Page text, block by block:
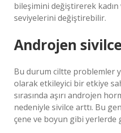
bileşimini değiştirerek
seviyelerini değiştirebilir.
Androjen
Bu durum ciltte problemler
olarak etkileyici bir etkiye
sırasında aşırı androjen
nedeniyle sivilce arttı. Bu
çene ve boyun gibi yerlerde